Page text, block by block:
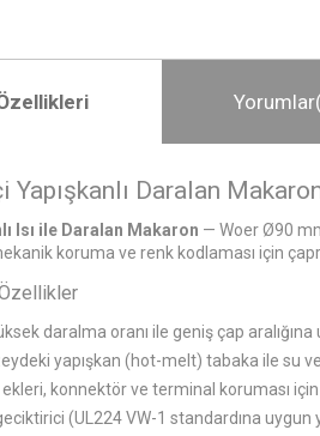
Yorumlar
Yapışkanlı Daralan
Isı ile Daralan Makaron — Woer Ø90
koruma ve renk kodlaması için
daralma oranı ile geniş çap aralığına
yapışkan (hot-melt) tabaka ile su
ekleri, konnektör ve terminal koruması için
(UL224 VW-1 standardına uygun